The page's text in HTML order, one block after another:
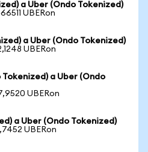
a Uber (Ondo Tokenized)
UBERon
a Uber (Ondo Tokenized)
UBERon
a Uber (Ondo
UBERon
a Uber (Ondo Tokenized)
UBERon